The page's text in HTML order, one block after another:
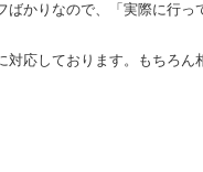
かりなので、「実際に行
応しております。もちろ